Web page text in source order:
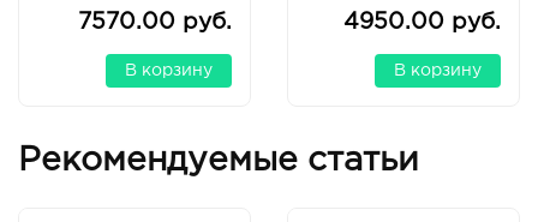
7570.00 руб.
В корзину
4950.00 руб.
В корзину
Рекомендуемые статьи